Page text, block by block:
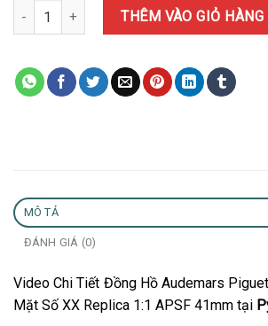
Đồng Hồ Audemars Piguet Royal Oak x
THÊM VÀO GIỎ HÀNG
MÔ TẢ
ĐÁNH GIÁ (0)
Video Chi Tiết Đồng Hồ Audemars
Mặt Số XX Replica 1:1 APSF 41mm tại